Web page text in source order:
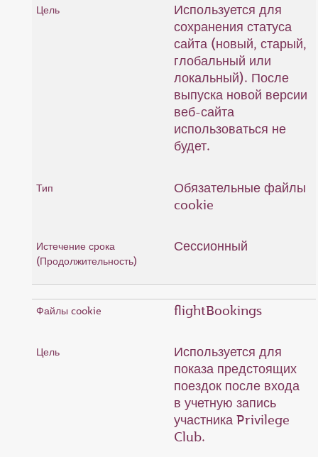
Используется для
сохранения статуса
сайта (новый, старый,
глобальный или
локальный). После
выпуска новой версии
веб-сайта
использоваться не
будет.
Обязательные файлы
cookie
Сессионный
flightBookings
Используется для
показа предстоящих
поездок после входа
в учетную запись
участника Privilege
Club.